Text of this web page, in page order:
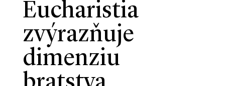
Eucharistia
zvýrazňuje
dimenziu